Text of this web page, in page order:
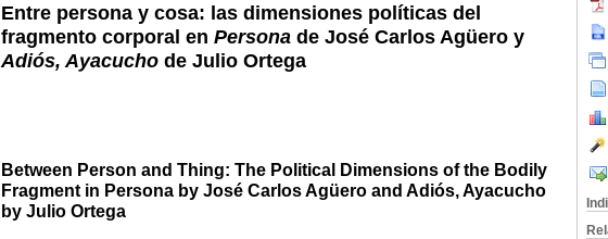
Entre persona y cosa: las dimensiones políticas del
fragmento corporal en Persona de José Carlos Agüero y
Adiós, Ayacucho de Julio Ortega
Between Person and Thing: The Political Dimensions of the Bodily
Fragment in Persona by José Carlos Agüero and Adiós, Ayacucho
by Julio Ortega